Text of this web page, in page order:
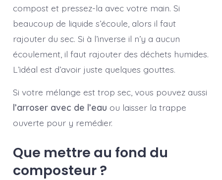
compost et pressez-la avec votre main. Si
beaucoup de liquide s’écoule, alors il faut
rajouter du sec. Si à l’inverse il n’y a aucun
écoulement, il faut rajouter des déchets humides.
L’idéal est d’avoir juste quelques gouttes.
Si votre mélange est trop sec, vous pouvez aussi
l’arroser avec de l’eau ou laisser la trappe
ouverte pour y remédier.
Que mettre au fond du
composteur ?